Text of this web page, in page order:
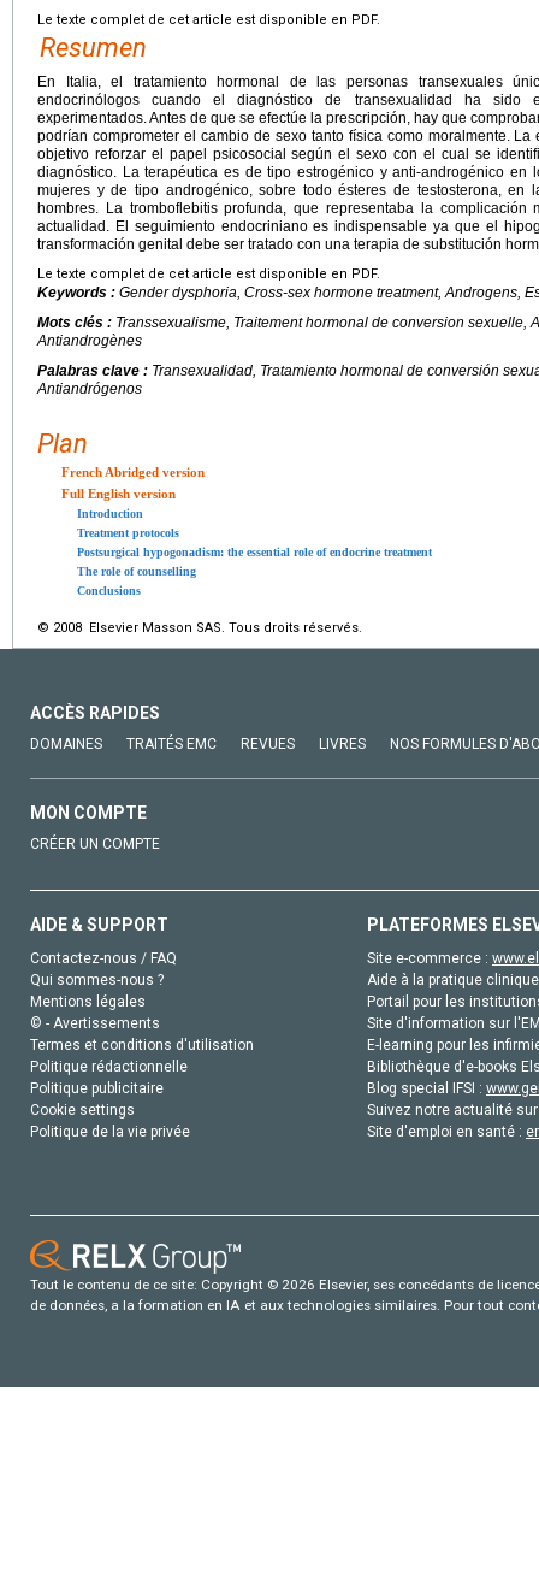
Le texte complet de cet article est disponible en PDF.
Resumen
En Italia, el tratamiento hormonal de las personas transexuales
endocrinólogos cuando el diagnóstico de transexualidad ha sido
experimentados. Antes de que se efectúe la prescripción, hay que
podrían comprometer el cambio de sexo tanto física como moralmente.
objetivo reforzar el papel psicosocial según el sexo con el cual se
diagnóstico. La terapéutica es de tipo estrogénico y anti-androgénico en
mujeres y de tipo androgénico, sobre todo ésteres de testosterona, en
hombres. La tromboflebitis profunda, que representaba la
actualidad. El seguimiento endocriniano es indispensable ya que el
transformación genital debe ser tratado con una terapia de substitución
Le texte complet de cet article est disponible en PDF.
Keywords : Gender dysphoria, Cross-sex hormone treatment, Androgens,
Mots clés : Transsexualisme, Traitement hormonal de conversion sexuelle,
Antiandrogènes
Palabras clave : Transexualidad, Tratamiento hormonal de conversión
Antiandrógenos
Plan
French Abridged version
Full English version
Introduction
Treatment protocols
Postsurgical hypogonadism: the essential role of endocrine treatment
The role of counselling
Conclusions
© 2008 Elsevier Masson SAS. Tous droits réservés.
ACCÈS RAPIDES
DOMAINES TRAITÉS EMC REVUES LIVRES NOS FORMULES
MON COMPTE
CRÉER UN COMPTE
AIDE & SUPPORT
Contactez-nous / FAQ
Qui sommes-nous ?
Mentions légales
© - Avertissements
Termes et conditions d'utilisation
Politique rédactionnelle
Politique publicitaire
Cookie settings
Politique de la vie privée
PLATEFORMES
Site e-commerce :
Aide à la pratique
Portail pour les
Site d'information sur
E-learning pour les
Bibliothèque d'e-books
Blog special IFSI :
Suivez notre actualité
Site d'emploi en santé :
Tout le contenu de ce site: Copyright © 2026 Elsevier, ses concédants de
de données, a la formation en IA et aux technologies similaires. Pour tout